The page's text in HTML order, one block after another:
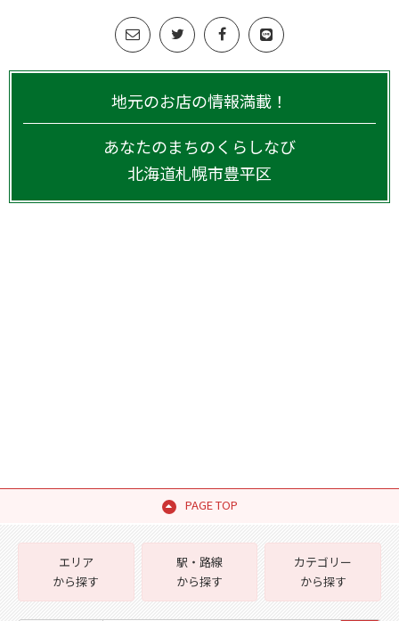
地元のお店の情報満載！
あなたのまちのくらしなび
北海道札幌市豊平区
PAGE TOP
エリア
から探す
駅・路線
から探す
カテゴリー
から探す